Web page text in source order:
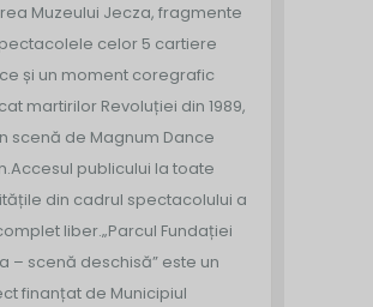
Muzeului Jecza, fragmente
celor 5 cartiere
și un moment coregrafic
martirilor Revoluției din 1989,
scenă de Magnum Dance
Accesul publicului la toate
din cadrul spectacolului a
liber.„Parcul Fundației
– scenă deschisă” este un
finanțat de Municipiul